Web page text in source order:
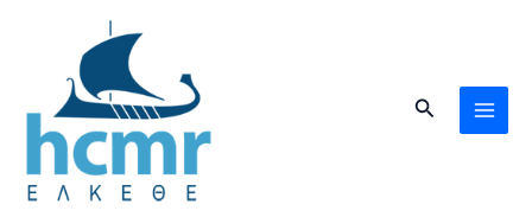
περιεχόμενο
Αναζήτηση